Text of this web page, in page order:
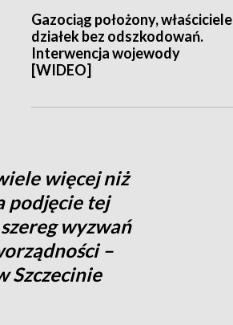
Gazociąg położony, właściciele
działek bez odszkodowań.
Interwencja wojewody
[WIDEO]
więcej niż
podjęcie tej
wyzwań
–
Szczecinie